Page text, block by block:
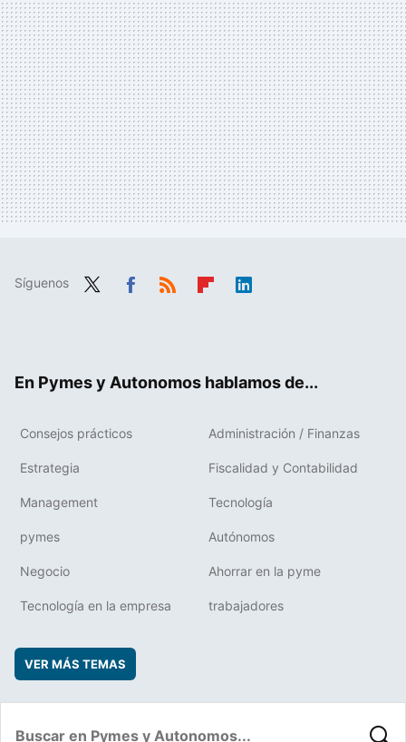
Síguenos
En Pymes y Autonomos hablamos de...
Consejos prácticos Administración / Finanzas
Estrategia Fiscalidad y Contabilidad
Management Tecnología
pymes Autónomos
Negocio Ahorrar en la pyme
Tecnología en la empresa trabajadores
VER MÁS TEMAS